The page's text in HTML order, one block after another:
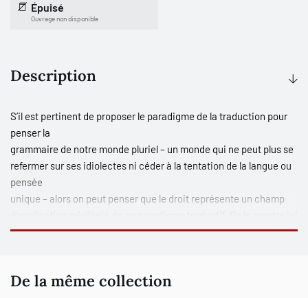
Épuisé
Ouvrage non disponible
Description
S’il est pertinent de proposer le paradigme de la traduction pour
penser la
grammaire de notre monde pluriel – un monde qui ne peut plus se
refermer sur ses idiolectes ni céder à la tentation de la langue ou
pensée
unique – alors on peut penser que le droit représente un champ
non
avec d’autres langues et cultures juridiques, mais aussi au coeur
De la même collection